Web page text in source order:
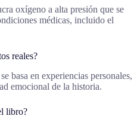
oxígeno a alta presión que se
médicas, incluido el
reales?
basa en experiencias personales,
emocional de la historia.
libro?